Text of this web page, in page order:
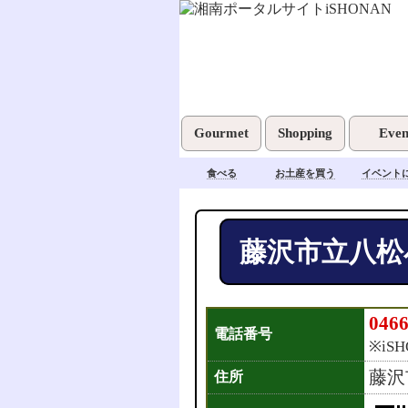
Gourmet Shopping
食べる お土産を買う イベント
藤沢市立八
電話番号
住所 藤